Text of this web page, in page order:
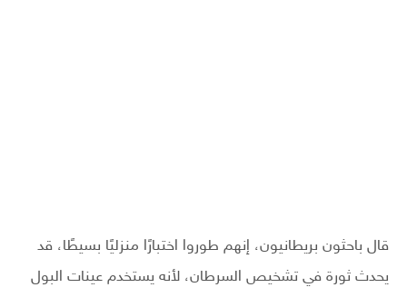
قال باحثون بريطانيون، إنهم طوروا اختبارًا منزليًا بسيطًا، قد
يحدث ثورة في تشخيص السرطان، لأنه يستخدم عينات البول